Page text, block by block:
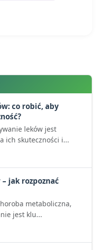
co robić, aby
leków jest
ich skuteczności i...
jak rozpoznać
metaboliczna,
jest klu...